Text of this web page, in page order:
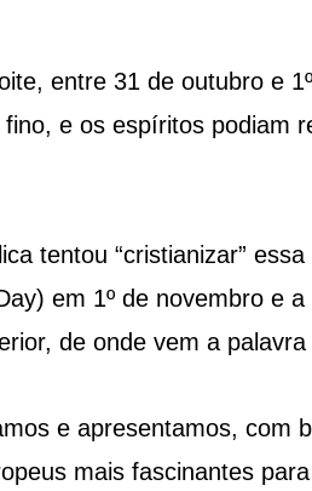
entre 31 de outubro e
e os espíritos podiam
tentou “cristianizar”
em 1º de novembro e
de onde vem a palavra
e apresentamos, com
mais fascinantes